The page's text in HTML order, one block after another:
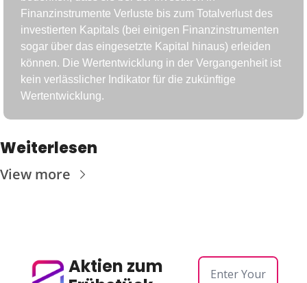
Finanzinstrumente Verluste bis zum Totalverlust des
investierten Kapitals (bei einigen Finanzinstrumenten
sogar über das eingesetzte Kapital hinaus) erleiden
können. Die Wertentwicklung in der Vergangenheit ist
kein verlässlicher Indikator für die zukünftige
Wertentwicklung.
Weiterlesen
View more
Aktien zum